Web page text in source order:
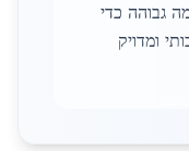
גבוהה כדי
ומדויק